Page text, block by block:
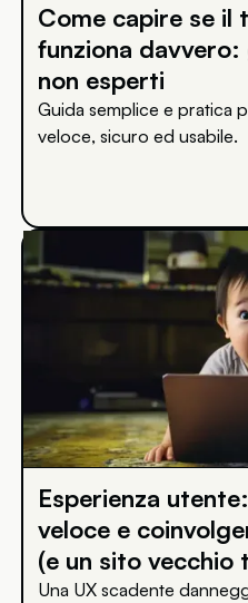
Come capire se il
funziona
non esperti
Guida semplice e pratica
veloce, sicuro ed usabile.
Esperienza
veloce e
(e un sito vecchio
Una UX scadente